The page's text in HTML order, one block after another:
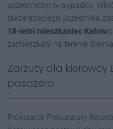
uczestniczył w wypadku.
także trzeciego uczestnika
18-letni mieszkaniec Katow
zamieszkały na terenie
Zarzuty dla kierowcy
pasażera
Prokurator Prokuratury